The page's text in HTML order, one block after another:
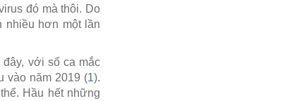
đó mà thôi. Do
nhiều hơn một lần
với số ca mắc
vào năm 2019 (1).
Hầu hết những